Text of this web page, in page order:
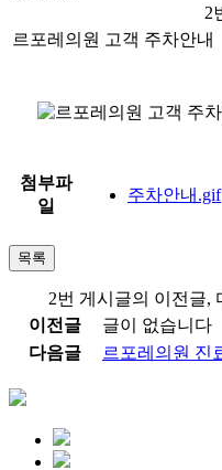
2
르포레의원 고객 주차안내
첨부파
일
주차안내.gif
목록
2번 게시글의 이전글,
이전글
글이 없습니다
다음글
르포레의원 진